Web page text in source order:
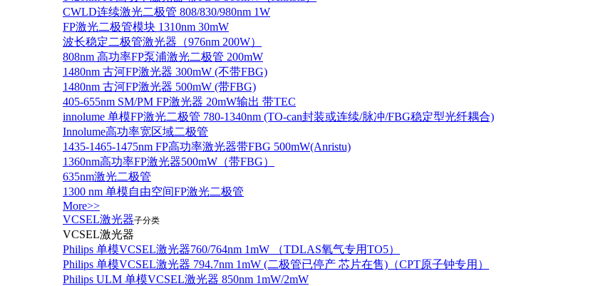
CWLD连续激光二极管 808/830/980nm 1W
FP激光二极管模块 1310nm 30mW
波长稳定二极管激光器（976nm 200W）
808nm 高功率FP泵浦激光二极管 200mW
1480nm 古河FP激光器 300mW (不带FBG)
1480nm 古河FP激光器 500mW (带FBG)
405-655nm SM/PM FP激光器 20mW输出 带TEC
innolume 单模FP激光二极管 780-1340nm (TO-can封装或连续/脉冲/FBG稳定型光纤耦合)
Innolume高功率宽区域二极管
1435-1465-1475nm FP高功率激光器带FBG 500mW(Anristu)
1360nm高功率FP激光器500mW（带FBG）
635nm激光二极管
1300 nm 单模自由空间FP激光二极管
More>>
VCSEL激光器子分类
VCSEL激光器
Philips 单模VCSEL激光器760/764nm 1mW （TDLAS氧气专用TO5）
Philips 单模VCSEL激光器 794.7nm 1mW (二极管已停产 芯片在售)（CPT原子钟专用）
Philips ULM 单模VCSEL激光器 850nm 1mW/2mW